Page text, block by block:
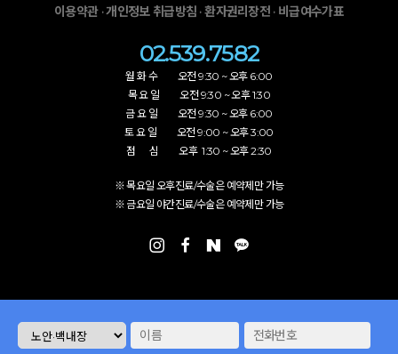
이용약관·개인정보 취급방침 ·환자권리장전 · 비급여수가표
02.539.7582
월 화 수 오전 9:30 ~ 오후 6:00
목 요 일 오전 9:30 ~ 오후 1:30
금 요 일 오전 9:30 ~ 오후 6:00
토 요 일 오전 9:00 ~ 오후 3:00
점 심 오후 1:30 ~ 오후 2:30
※ 목요일 오후진료/수술은 예약제만 가능
※ 금요일 야간진료/수술은 예약제만 가능